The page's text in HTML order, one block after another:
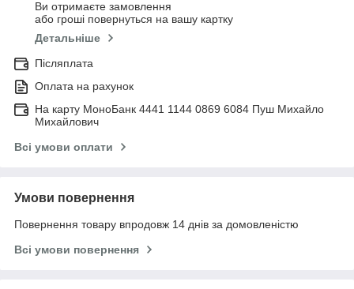
Ви отримаєте замовлення
або гроші повернуться на вашу картку
Детальніше
Післяплата
Оплата на рахунок
На карту МоноБанк 4441 1144 0869 6084 Пуш Михайло
Михайлович
Всі умови оплати
Умови повернення
Повернення товару впродовж 14 днів за домовленістю
Всі умови повернення